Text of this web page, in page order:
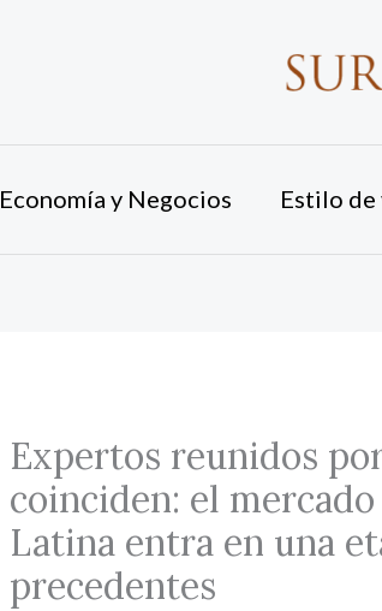
Economía y Negocios Estilo de
Expertos reunidos
coinciden: el
Latina entra en una
precedentes